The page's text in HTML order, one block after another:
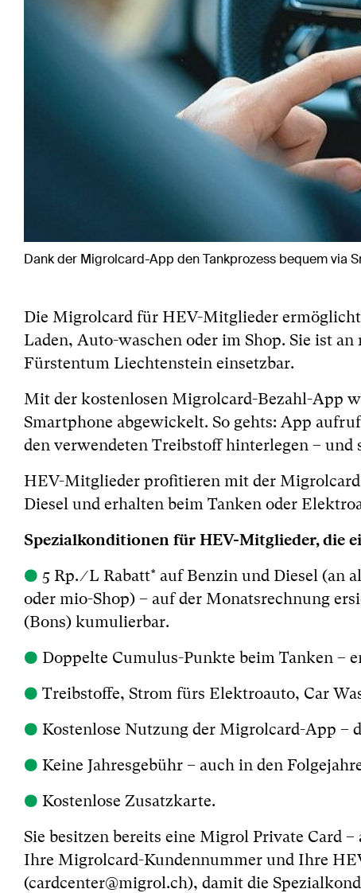
Dank der Migrolcard-App den Tankprozess bequem via
Die Migrolcard für HEV-Mitglieder
Laden, Auto-waschen oder im Shop. Sie ist
Fürstentum Liechtenstein einsetzbar.
Mit der kostenlosen Migrolcard-Bezahl-App
Smartphone abgewickelt. So gehts: App
den verwendeten Treibstoff hinterlegen –
HEV-Mitglieder profitieren mit der Migrolcard
Diesel und erhalten beim Tanken oder
Spezialkonditionen für HEV-Mitglieder, die
● 5 Rp. ∕ L Rabatt* auf Benzin und Diesel
oder mio-Shop) – auf der Monatsrechnung
(Bons) kumulierbar.
● Doppelte Cumulus-Punkte beim Tanken –
● Treibstoffe, Strom fürs Elektroauto, Car
● Kostenlose Nutzung der Migrolcard-App –
● Keine Jahresgebühr – auch in den
● Kostenlose Zusatzkarte.
Sie besitzen bereits eine Migrol Private Card
Ihre Migrolcard-Kundennummer und Ihre
(cardcenter@migrol.ch), damit die